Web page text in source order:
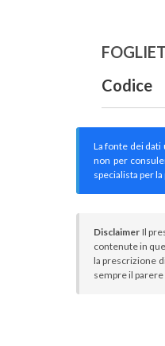
Codice
La fonte dei dati
non per
specialista per
Disclaimer Il
contenute in
la prescrizione
sempre il